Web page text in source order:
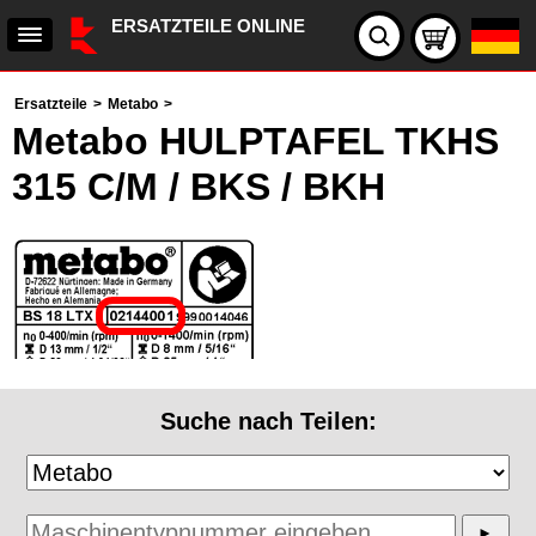
ERSATZTEILE ONLINE
Ersatzteile > Metabo >
Metabo HULPTAFEL TKHS
315 C/M / BKS / BKH
Suche nach Teilen: